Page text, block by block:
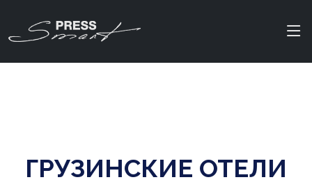
ГРУЗИНСКИЕ ОТЕЛИ